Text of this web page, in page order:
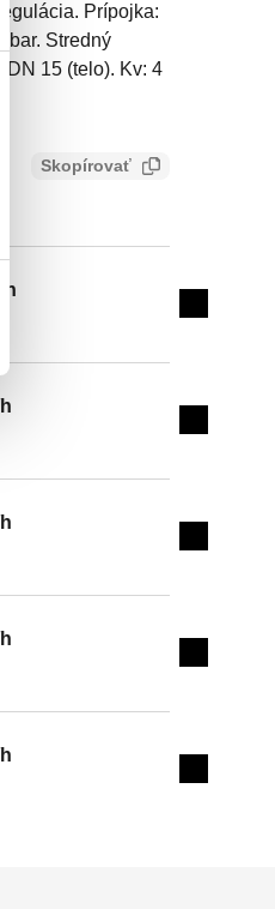
Prípojka:
bar. Stredný
DN 15 (telo). Kv: 4
Skopírovať
h
Expand
Expand
Expand
Expand
Expand